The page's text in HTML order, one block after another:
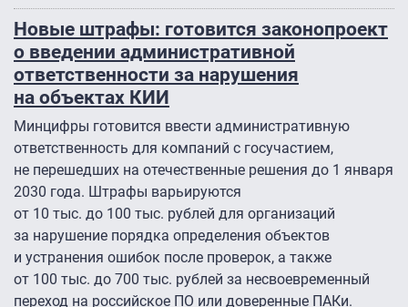
Новые штрафы: готовится законопроект
о введении административной
ответственности за нарушения
на объектах КИИ
Минцифры готовится ввести административную
ответственность для компаний с госучастием,
не перешедших на отечественные решения до 1 января
2030 года. Штрафы варьируются
от 10 тыс. до 100 тыс. рублей для организаций
за нарушение порядка определения объектов
и устранения ошибок после проверок, а также
от 100 тыс. до 700 тыс. рублей за несвоевременный
переход на российское ПО или доверенные ПАКи.